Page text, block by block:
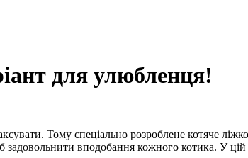
для улюбленця!
Тому спеціально розроблене котяче
вподобання кожного котика. У цій